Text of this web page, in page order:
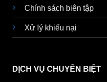
Chính sách biên tập
Xử lý khiếu nại
DỊCH VỤ CHUYÊN BIỆT